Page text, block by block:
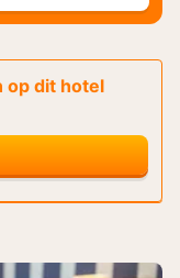
op dit hotel